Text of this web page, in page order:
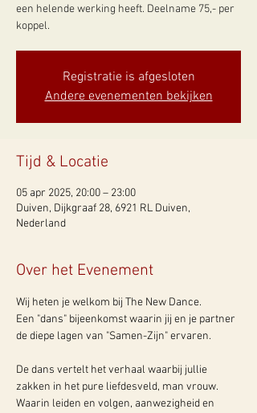
een helende werking heeft. Deelname 75,- per
koppel.
Registratie is afgesloten
Andere evenementen bekijken
Tijd & Locatie
05 apr 2025, 20:00 – 23:00
Duiven, Dijkgraaf 28, 6921 RL Duiven,
Nederland
Over het Evenement
Wij heten je welkom bij The New Dance.
Een "dans" bijeenkomst waarin jij en je partner
de diepe lagen van "Samen-Zijn" ervaren.
De dans vertelt het verhaal waarbij jullie
zakken in het pure liefdesveld, man vrouw.
Waarin leiden en volgen, aanwezigheid en